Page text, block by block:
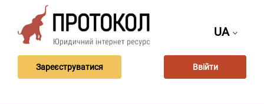
UA
Зареєструватися Ввійти